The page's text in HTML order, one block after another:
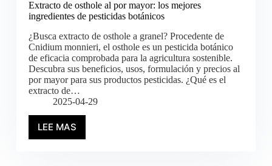
Extracto de osthole al por mayor: los mejores
ingredientes de pesticidas botánicos
¿Busca extracto de osthole a granel? Procedente de
Cnidium monnieri, el osthole es un pesticida botánico
de eficacia comprobada para la agricultura sostenible.
Descubra sus beneficios, usos, formulación y precios al
por mayor para sus productos pesticidas. ¿Qué es el
extracto de…
2025-04-29
LEE MAS